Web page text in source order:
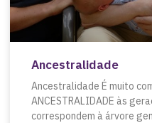
Ancestralidade
Ancestralidade É muito
ANCESTRALIDADE às
correspondem à árvore